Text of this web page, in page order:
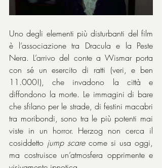
Uno degli elementi più disturbanti del film
è l’associazione tra Dracula e la Peste
Nera. L’arrivo del conte a Wismar porta
con sé un esercito di ratti (veri, e ben
11.000!), che invadono la città e
diffondono la morte. Le immagini di bare
che sfilano per le strade, di festini macabri
tra moribondi, sono tra le più potenti mai
viste in un horror. Herzog non cerca il
cosiddetto jump scare come si usa oggi,
ma costruisce un’atmosfera opprimente e